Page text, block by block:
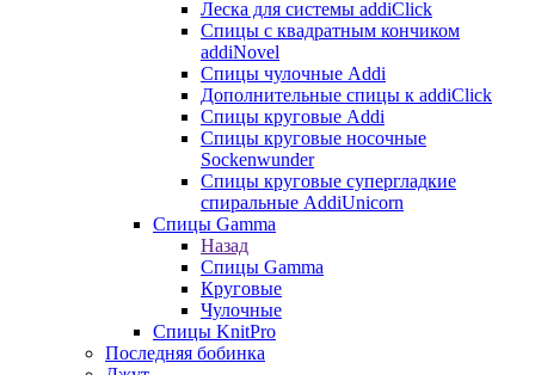
Леска для системы addiClick
Спицы с квадратным кончиком
addiNovel
Спицы чулочные Addi
Дополнительные спицы к addiClick
Спицы круговые Addi
Спицы круговые носочные
Sockenwunder
Спицы круговые супергладкие
спиральные AddiUnicorn
Спицы Gamma
Назад
Спицы Gamma
Круговые
Чулочные
Спицы KnitPro
Последняя бобинка